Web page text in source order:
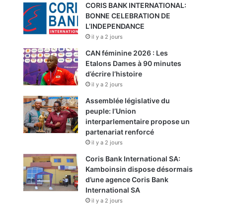
CORIS BANK INTERNATIONAL:
BONNE CELEBRATION DE
L’INDEPENDANCE
il y a 2 jours
CAN féminine 2026 : Les
Etalons Dames à 90 minutes
d’écrire l’histoire
il y a 2 jours
Assemblée législative du
peuple: l’Union
interparlementaire propose un
partenariat renforcé
il y a 2 jours
Coris Bank International SA:
Kamboinsin dispose désormais
d’une agence Coris Bank
International SA
il y a 2 jours